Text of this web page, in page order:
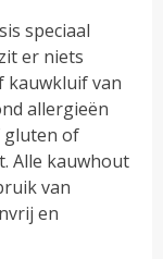
speciaal
er niets
kauwkluif van
allergieën
gluten of
Alle kauwhout
van
en